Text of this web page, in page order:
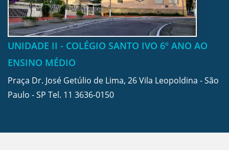
UNIDADE II - COLÉGIO SANTO IVO 6º ANO AO
ENSINO MÉDIO
Praça Dr. José Getúlio de Lima, 26 Vila Leopoldina - São
Paulo - SP Tel. 11 3636-0150